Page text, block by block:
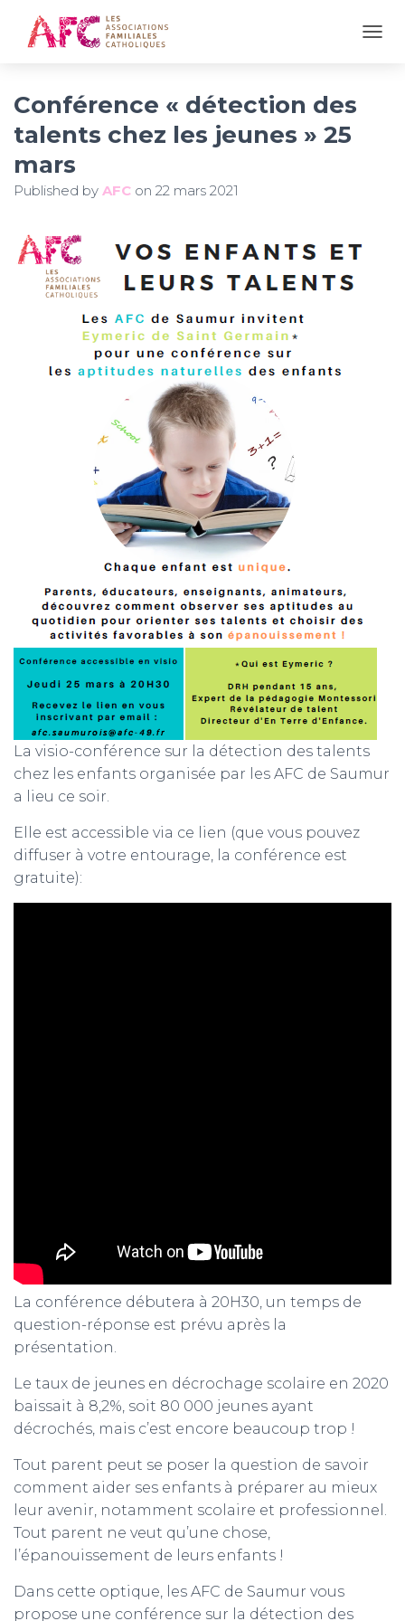
Conférence « détection des
talents chez les jeunes » 25
mars
Published by AFC on 22 mars 2021
La visio-conférence sur la détection des talents
chez les enfants organisée par les AFC de Saumur
a lieu ce soir.
Elle est accessible via ce lien (que vous pouvez
diffuser à votre entourage, la conférence est
gratuite):
La conférence débutera à 20H30, un temps de
question-réponse est prévu après la
présentation.
Le taux de jeunes en décrochage scolaire en 2020
baissait à 8,2%, soit 80 000 jeunes ayant
décrochés, mais c’est encore beaucoup trop !
Tout parent peut se poser la question de savoir
comment aider ses enfants à préparer au mieux
leur avenir, notamment scolaire et professionnel.
Tout parent ne veut qu’une chose,
l’épanouissement de leurs enfants !
Dans cette optique, les AFC de Saumur vous
propose une conférence sur la détection des